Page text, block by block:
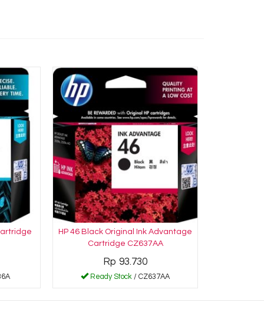
HP 46 Black Original Ink Advantage
Cartridge CZ637AA
Rp 93.730
Ready Stock / CZ637AA